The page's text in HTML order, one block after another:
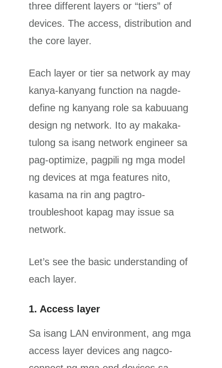
three different layers or “tiers” of
devices. The access, distribution and
the core layer.
Each layer or tier sa network ay may
kanya-kanyang function na nagde-
define ng kanyang role sa kabuuang
design ng network. Ito ay makaka-
tulong sa isang network engineer sa
pag-optimize, pagpili ng mga model
ng devices at mga features nito,
kasama na rin ang pagtro-
troubleshoot kapag may issue sa
network.
Let’s see the basic understanding of
each layer.
1. Access layer
Sa isang LAN environment, ang mga
access layer devices ang nagco-